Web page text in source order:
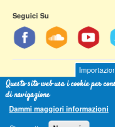
Seguici Su
Andrew Libertini- tel 349 593
info@andrewlibertini.it
[Cookies Policy]
Sito web realizzato daSyn Labs
Questo sito web usa i cookie per
di navigazione
Dammi maggiori informazioni